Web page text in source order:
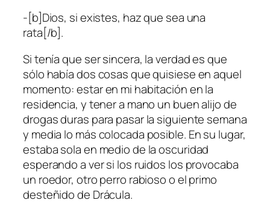
-[b]Dios, si existes, haz que sea una
rata[/b].
Si tenía que ser sincera, la verdad es que
sólo había dos cosas que quisiese en aquel
momento: estar en mi habitación en la
residencia, y tener a mano un buen alijo de
drogas duras para pasar la siguiente semana
y media lo más colocada posible. En su lugar,
estaba sola en medio de la oscuridad
esperando a ver si los ruidos los provocaba
un roedor, otro perro rabioso o el primo
desteñido de Drácula.